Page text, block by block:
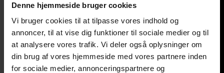
Denne hjemmeside bruger cookies
Vi bruger cookies til at tilpasse vores indhold og
annoncer, til at vise dig funktioner til sociale medier og til
at analysere vores trafik. Vi deler også oplysninger om
din brug af vores hjemmeside med vores partnere inden
for sociale medier, annonceringspartnere og